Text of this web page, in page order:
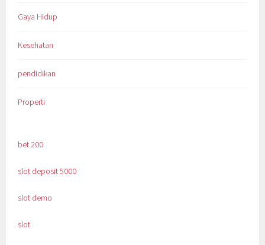
Gaya Hidup
Kesehatan
pendidikan
Properti
bet 200
slot deposit 5000
slot demo
slot